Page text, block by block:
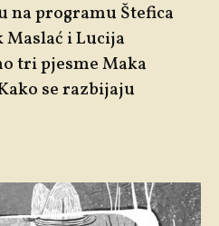
na programu Štefica
Maslać i Lucija
tri pjesme Maka
se razbijaju